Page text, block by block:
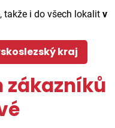
takže i do všech lokalit v
kraj
zákazníků